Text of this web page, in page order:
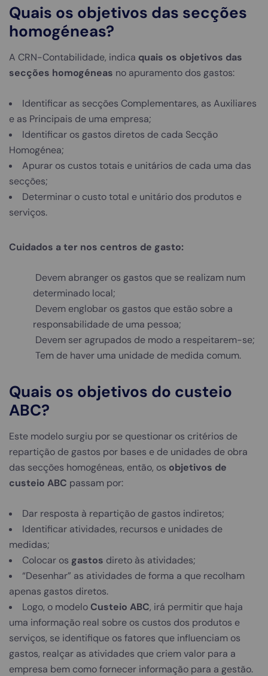
Quais os objetivos das secções
homogéneas?
A CRN-Contabilidade, indica quais os objetivos das
secções homogéneas no apuramento dos gastos:
Identificar as secções Complementares, as Auxiliares
e as Principais de uma empresa;
Identificar os gastos diretos de cada Secção
Homogénea;
Apurar os custos totais e unitários de cada uma das
secções;
Determinar o custo total e unitário dos produtos e
serviços.
Cuidados a ter nos centros de gasto:
Devem abranger os gastos que se realizam num
determinado local;
Devem englobar os gastos que estão sobre a
responsabilidade de uma pessoa;
Devem ser agrupados de modo a respeitarem-se;
Tem de haver uma unidade de medida comum.
Quais os objetivos do custeio
ABC?
Este modelo surgiu por se questionar os critérios de
repartição de gastos por bases e de unidades de obra
das secções homogéneas, então, os objetivos de
custeio ABC passam por:
Dar resposta à repartição de gastos indiretos;
Identificar atividades, recursos e unidades de
medidas;
Colocar os gastos direto às atividades;
“Desenhar” as atividades de forma a que recolham
apenas gastos diretos.
Logo, o modelo Custeio ABC, irá permitir que haja
uma informação real sobre os custos dos produtos e
serviços, se identifique os fatores que influenciam os
gastos, realçar as atividades que criem valor para a
empresa bem como fornecer informação para a gestão.